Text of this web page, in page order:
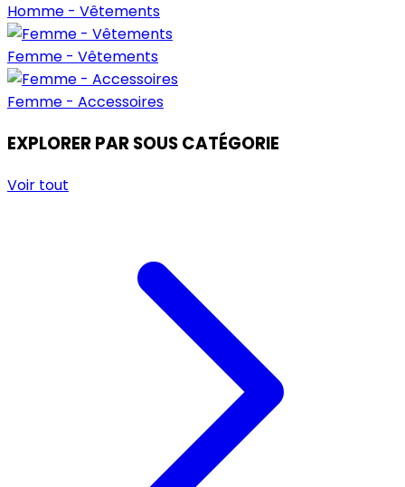
Homme - Vêtements
Femme - Vêtements
Femme - Accessoires
EXPLORER PAR SOUS CATÉGORIE
Voir tout